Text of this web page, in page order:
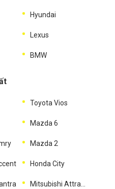
Hyundai
Lexus
BMW
Toyota Vios
Mazda 6
Mazda 2
Honda City
Mitsubishi Attrage